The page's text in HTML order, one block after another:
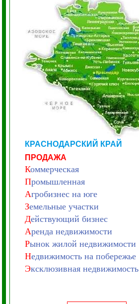
КРАСНОДАРСКИЙ КРАЙ
ПРОДАЖА
Коммерческая
Промышленная
Агробизнес на юге
Земельные участки
Действующий бизнес
Аренда недвижимости
Рынок жилой недвижимости
Недвижимость на побережье
Эксклюзивная недвижимость